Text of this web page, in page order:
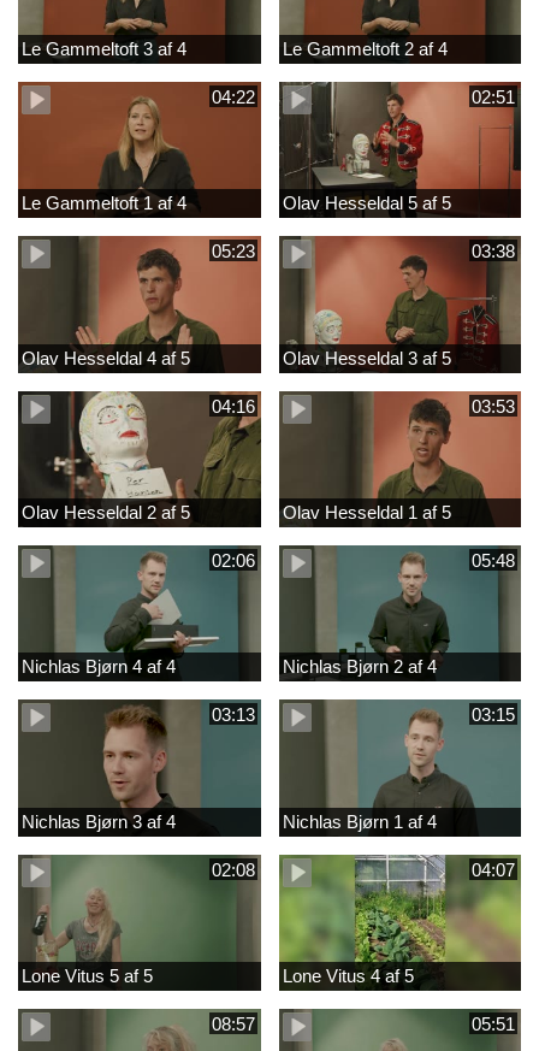
Le Gammeltoft 3 af 4 Le Gammeltoft 2 af 4
04:22
Le Gammeltoft 1 af 4
02:51
Olav Hesseldal 5 af 5
05:23
Olav Hesseldal 4 af 5
03:38
Olav Hesseldal 3 af 5
04:16
Olav Hesseldal 2 af 5
03:53
Olav Hesseldal 1 af 5
02:06
Nichlas Bjørn 4 af 4
05:48
Nichlas Bjørn 2 af 4
03:13
Nichlas Bjørn 3 af 4
03:15
Nichlas Bjørn 1 af 4
02:08
Lone Vitus 5 af 5
04:07
Lone Vitus 4 af 5
08:57 05:51